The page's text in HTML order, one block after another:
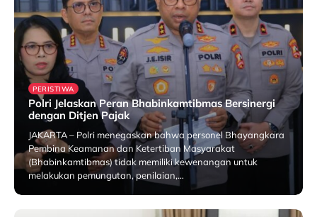
PERISTIWA
Polri Jelaskan Peran Bhabinkamtibmas Bersinergi
dengan Ditjen Pajak
JAKARTA – Polri menegaskan bahwa personel Bhayangkara
Pembina Keamanan dan Ketertiban Masyarakat
(Bhabinkamtibmas) tidak memiliki kewenangan untuk
melakukan pemungutan, penilaian,…
25 July 2026